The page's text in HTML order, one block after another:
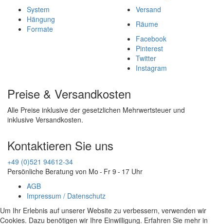
System
Hängung
Formate
Versand
Räume
Facebook
Pinterest
Twitter
Instagram
Preise & Versandkosten
Alle Preise inklusive der gesetzlichen Mehrwertsteuer und
inklusive Versandkosten.
Kontaktieren Sie uns
+49 (0)521 94612-34
Persönliche Beratung von Mo - Fr 9 - 17 Uhr
AGB
Impressum / Datenschutz
Um Ihr Erlebnis auf unserer Website zu verbessern, verwenden wir
Cookies. Dazu benötigen wir Ihre Einwilligung. Erfahren Sie mehr in